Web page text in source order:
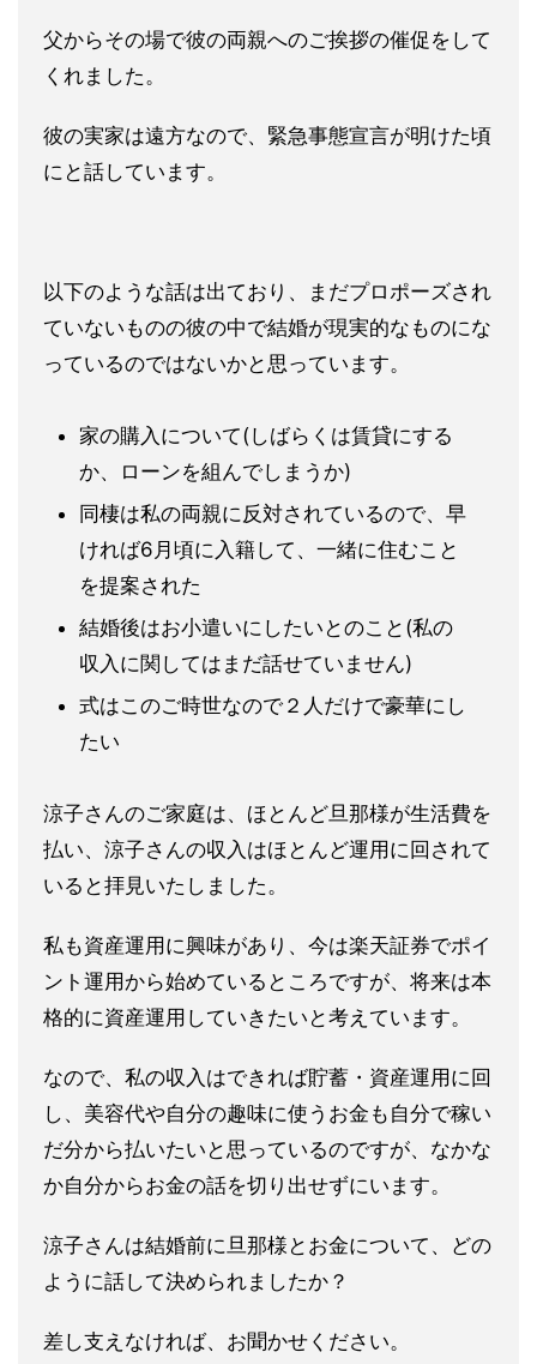
父からその場で彼の両親へのご挨拶の催促をして
くれました。
彼の実家は遠方なので、緊急事態宣言が明けた頃
にと話しています。
以下のような話は出ており、まだプロポーズされ
ていないものの彼の中で結婚が現実的なものにな
っているのではないかと思っていま す。
家の購入について(しばらくは賃貸にする
か、ローンを組んでし まうか)
同棲は私の両親に反対されているので、早
ければ6月頃に入籍して、一緒に住むこと
を提案された
結婚後はお小遣いにしたいとのこと(私の
収入に関してはまだ話せていません)
式はこのご時世なので２人だけで豪華にし
たい
涼子さんのご家庭は、ほとんど旦那様が生活費を
払い、涼子さんの収入はほとんど運用に回されて
いると拝見いたしました。
私も資産運用に興味があり、今は楽天証券でポイ
ント運用から始めているところですが、将来は本
格的に資産運用していきたいと考え ています。
なので、私の収入はできれば貯蓄・資産運用に回
し、美容代や自分の趣味に使うお金も自分で稼い
だ分から払いたいと思っているのですが、なかな
か自分からお金の話を切り出せずにいます。
涼子さんは結婚前に旦那様とお金について、どの
ように話して決められましたか？
差し支えなければ、お聞かせください。